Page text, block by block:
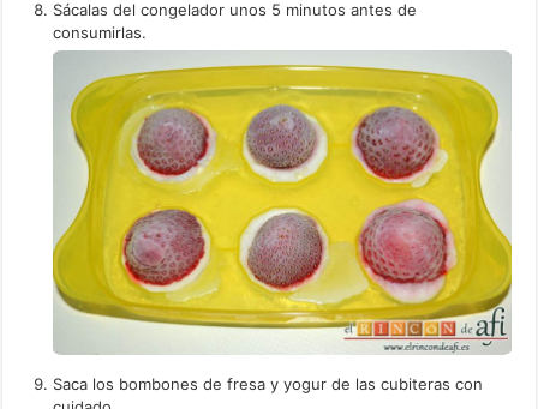
Sácalas del congelador unos 5 minutos antes de
consumirlas.
Saca los bombones de fresa y yogur de las cubiteras con